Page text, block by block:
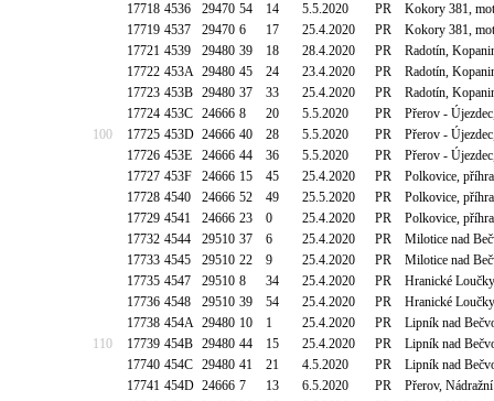
17718 4536 29470 54 14 5.5.2020 PR
Kokory 381,
17719 4537 29470 6 17 25.4.2020 PR
Kokory 381,
17721 4539 29480 39 18 28.4.2020 PR
Radotín,
17722 453A 29480 45 24 23.4.2020 PR
Radotín,
17723 453B 29480 37 33 25.4.2020 PR
Radotín,
17724 453C 24666 8 20 5.5.2020 PR
Přerov -
100
17725 453D 24666 40 28 5.5.2020 PR
Přerov -
17726 453E 24666 44 36 5.5.2020 PR
Přerov -
17727 453F 24666 15 45 25.4.2020 PR
Polkovice,
17728 4540 24666 52 49 25.5.2020 PR
Polkovice,
17729 4541 24666 23 0 25.4.2020 PR
Polkovice,
17732 4544 29510 37 6 25.4.2020 PR
Milotice nad
17733 4545 29510 22 9 25.4.2020 PR
Milotice nad
17735 4547 29510 8 34 25.4.2020 PR
Hranické
17736 4548 29510 39 54 25.4.2020 PR
Hranické
17738 454A 29480 10 1 25.4.2020 PR
Lipník nad
110
17739 454B 29480 44 15 25.4.2020 PR
Lipník nad
17740 454C 29480 41 21 4.5.2020 PR
Lipník nad
17741 454D 24666 7 13 6.5.2020 PR
Přerov,